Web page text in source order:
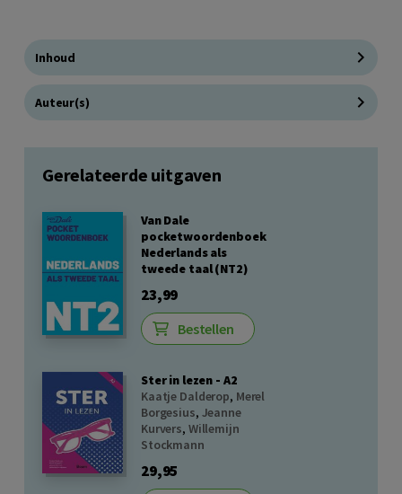
Inhoud
Auteur(s)
Gerelateerde uitgaven
Van Dale
pocketwoordenboek
Nederlands als
tweede taal (NT2)
23,99
Bestellen
Ster in lezen - A2
Kaatje Dalderop, Merel
Borgesius, Jeanne
Kurvers, Willemijn
Stockmann
29,95